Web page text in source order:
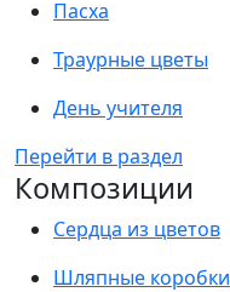
Пасха
Траурные цветы
День учителя
Перейти в раздел
Композиции
Сердца из цветов
Шляпные коробки